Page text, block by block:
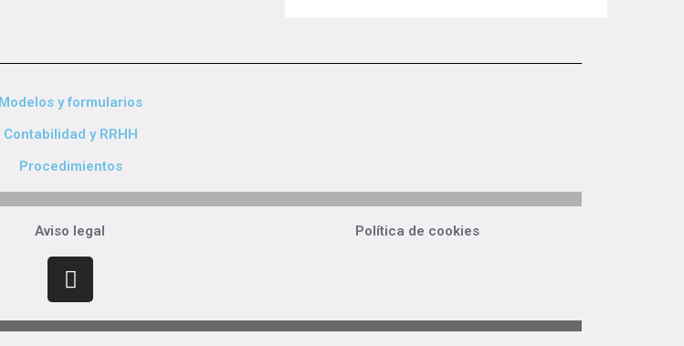
Modelos y formularios
Contabilidad y RRHH
Procedimientos
Aviso legal Política de cookies